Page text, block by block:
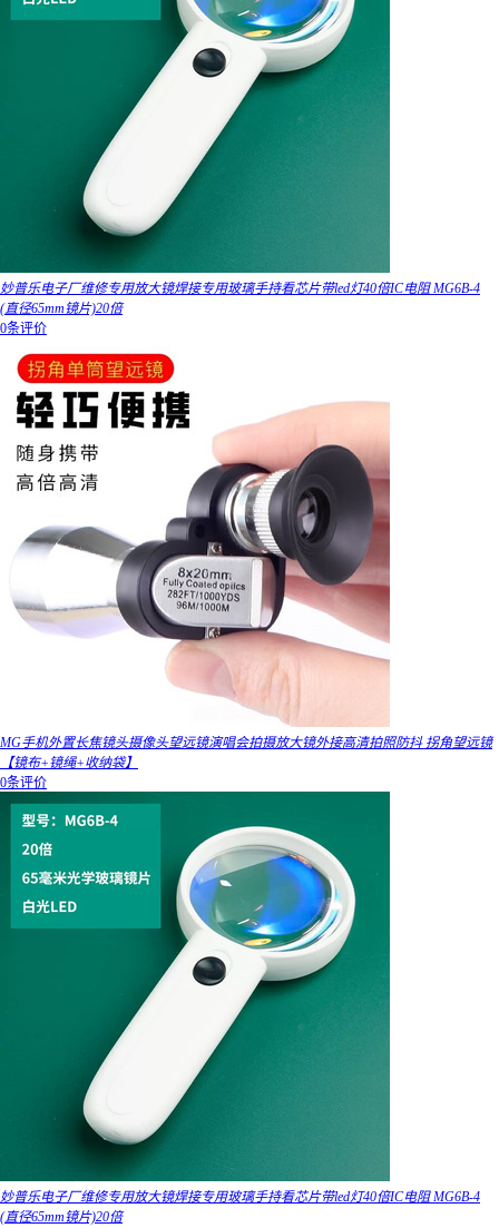
妙普乐电子厂维修专用放大镜焊接专用玻璃手持看芯片带led灯40倍IC电阻 MG6B-4
(直径65mm镜片)20倍
0条评价
MG手机外置长焦镜头摄像头望远镜演唱会拍摄放大镜外接高清拍照防抖 拐角望远镜
【镜布+镜绳+收纳袋】
0条评价
妙普乐电子厂维修专用放大镜焊接专用玻璃手持看芯片带led灯40倍IC电阻 MG6B-4
(直径65mm镜片)20倍